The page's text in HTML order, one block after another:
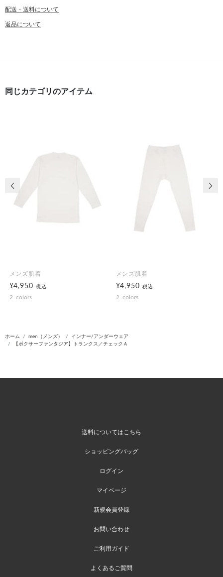
配送・送料について
返品について
同じカテゴリのアイテム
メンズ肌着
¥4,950税込
2 colors
メンズ肌着
¥4,950税込
2 colors
前の画像
ホーム men（メンズ）
インナー/アンダーウェア
【ボクサーファンタジア】トランクス／チェックＡ
送料についてはこちら
ショッピングバッグ
ログイン
マイページ
新規会員登録
お問い合わせ
ご利用ガイド
よくあるご質問